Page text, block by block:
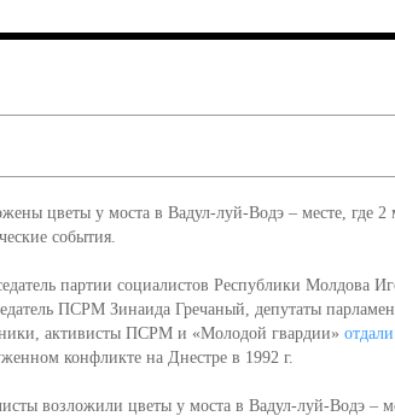
цветы у моста в Вадул-луй-Водэ – месте, где 2
события.
партии социалистов Республики Молдова
ПСРМ Зинаида Гречаный, депутаты
активисты ПСРМ и «Молодой гвардии» отдали
конфликте на Днестре в 1992 г.
возложили цветы у моста в Вадул-луй-Водэ –